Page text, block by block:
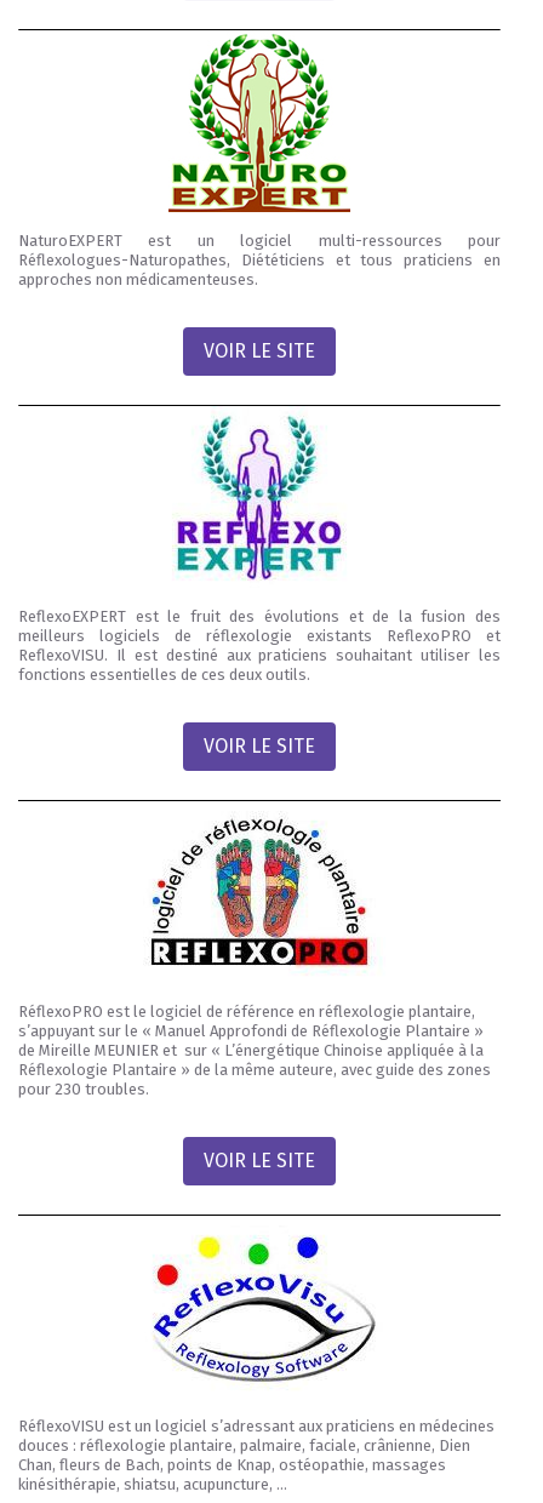
NaturoEXPERT est un logiciel multi-ressources pour
Réflexologues-Naturopathes, Diététiciens et tous praticiens en
approches non médicamenteuses.
VOIR LE SITE
ReflexoEXPERT est le fruit des évolutions et de la fusion des
meilleurs logiciels de réflexologie existants ReflexoPRO et
ReflexoVISU. Il est destiné aux praticiens souhaitant utiliser les
fonctions essentielles de ces deux outils.
VOIR LE SITE
RéflexoPRO est le logiciel de référence en réflexologie plantaire,
s’appuyant sur le « Manuel Approfondi de Réflexologie Plantaire »
de Mireille MEUNIER et sur « L’énergétique Chinoise appliquée à la
Réflexologie Plantaire » de la même auteure, avec guide des zones
pour 230 troubles.
VOIR LE SITE
RéflexoVISU est un logiciel s’adressant aux praticiens en médecines
douces : réflexologie plantaire, palmaire, faciale, crânienne, Dien
Chan, fleurs de Bach, points de Knap, ostéopathie, massages
kinésithérapie, shiatsu, acupuncture, …